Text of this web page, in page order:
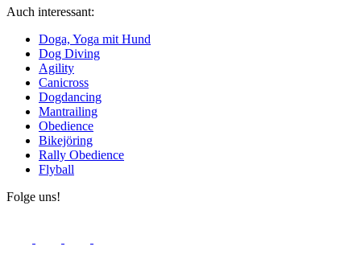
Auch interessant:
Doga, Yoga mit Hund
Dog Diving
Agility
Canicross
Dogdancing
Mantrailing
Obedience
Bikejöring
Rally Obedience
Flyball
Folge uns!